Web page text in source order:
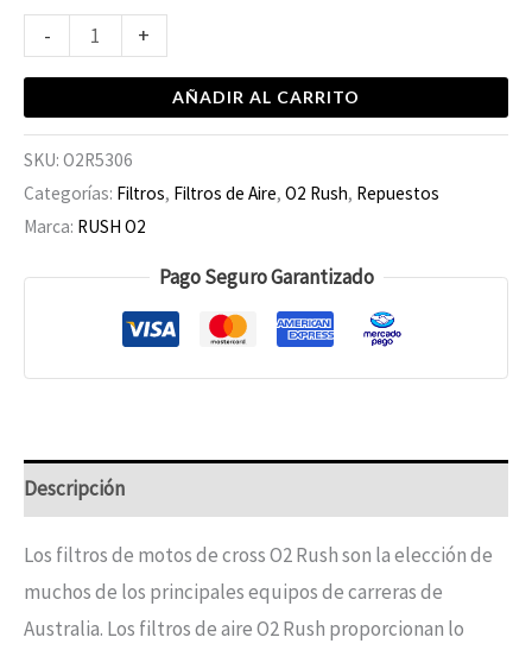
- +
AÑADIR AL CARRITO
SKU: O2R5306
Categorías: Filtros, Filtros de Aire, O2 Rush, Repuestos
Marca: RUSH O2
Pago Seguro Garantizado
Descripción
Los filtros de motos de cross O2 Rush son la elección de
muchos de los principales equipos de carreras de
Australia. Los filtros de aire O2 Rush proporcionan lo